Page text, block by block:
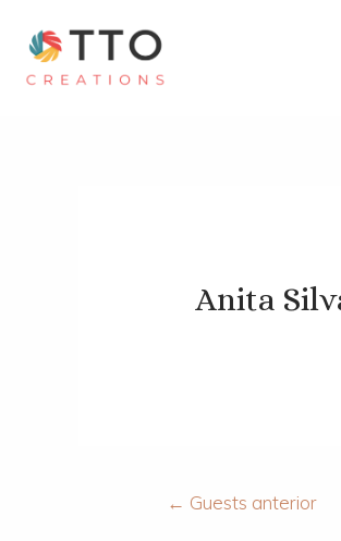
Anita
← Guests anterior